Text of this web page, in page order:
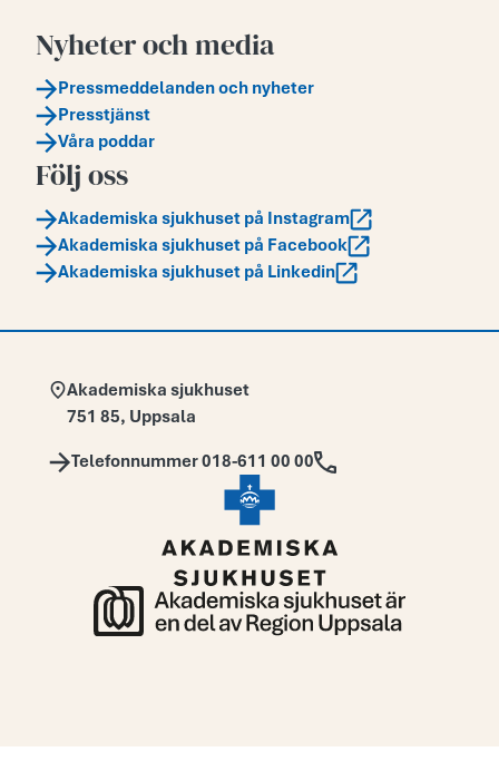
Nyheter och media
Pressmeddelanden och nyheter
Presstjänst
Våra poddar
Följ oss
Akademiska sjukhuset på Instagram
Akademiska sjukhuset på Facebook
Akademiska sjukhuset på Linkedin
Adress:
Akademiska sjukhuset
751 85, Uppsala
Telefon:
Telefonnummer 018-611 00 00